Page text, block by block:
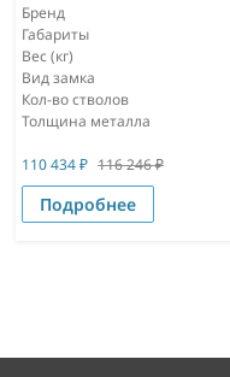
Бренд
Габариты
Вес (кг)
Вид замка
Кол-во стволов
Толщина металла
110 434₽ 116 246₽
Подробнее